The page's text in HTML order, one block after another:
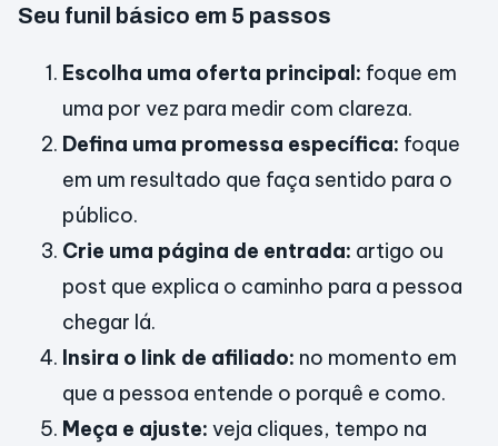
Seu funil básico em 5 passos
Escolha uma oferta principal: foque em
uma por vez para medir com clareza.
Defina uma promessa específica: foque
em um resultado que faça sentido para o
público.
Crie uma página de entrada: artigo ou
post que explica o caminho para a pessoa
chegar lá.
Insira o link de afiliado: no momento em
que a pessoa entende o porquê e como.
Meça e ajuste: veja cliques, tempo na